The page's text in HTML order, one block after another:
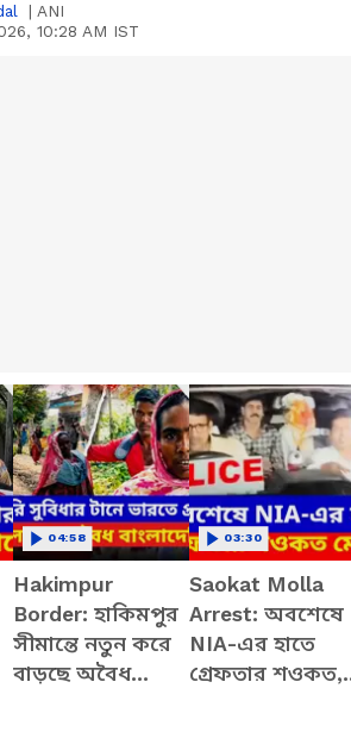
| ANI
10:28 AM IST
Hakimpur
Border: হাকিমপুর
সীমান্তে নতুন করে
বাড়ছে অবৈধ
04:58
Saokat Molla
Arrest: অবশেষে
NIA-এর হাতে
গ্রেফতার শওকত,
03:30